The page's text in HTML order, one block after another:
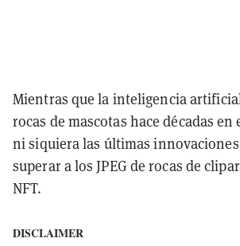
Mientras que la inteligencia
rocas de mascotas hace décadas
ni siquiera las últimas
superar a los JPEG de rocas de
NFT.
DISCLAIMER